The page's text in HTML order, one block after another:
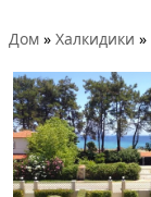
Дом » Халкидики »